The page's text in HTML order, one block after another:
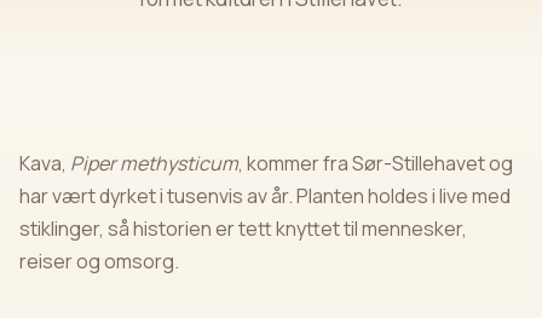
Kava, Piper methysticum, kommer fra Sør-Stillehavet og
har vært dyrket i tusenvis av år. Planten holdes i live med
stiklinger, så historien er tett knyttet til mennesker,
reiser og omsorg.